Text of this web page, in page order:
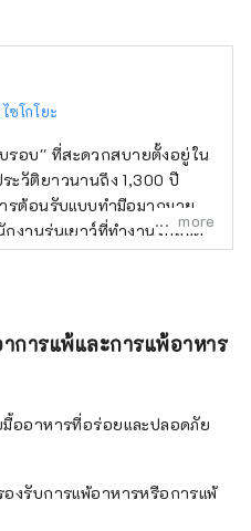
ซโกโยะ
บรอบ'' ที่สะดวกสบายตั้งอยู่ใน
ะวัติยาวนานถึง 1,300 ปี
รต้อนรับแบบทำมือมากมายที่
งานรุ่นเยาว์ที่ทำงานใกล้ชิด
เลที่สะดวก ใช้เวลาเดินทาง
าโตะ และซูซูกะเซอร์กิต
ละมีชีวิตชีวาที่ใช้วัตถุดิบที่
แรมบ่อน้ำพุร้อนซึ่งยินดีต้อนรับ
วยกิจกรรมสนุกสนาน มักมี
มาบ่อยๆ
more
การแพ้และการแพ้อาหาร
มื้ออาหารที่อร่อยและปลอดภัย
งรับการแพ้อาหารหรือการแพ้